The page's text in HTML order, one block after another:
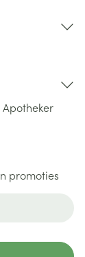
Apotheker
promoties